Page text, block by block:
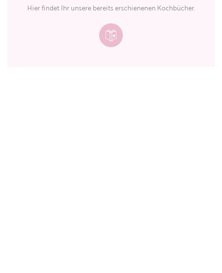
Hier findet Ihr unsere bereits erschienenen Kochbücher.